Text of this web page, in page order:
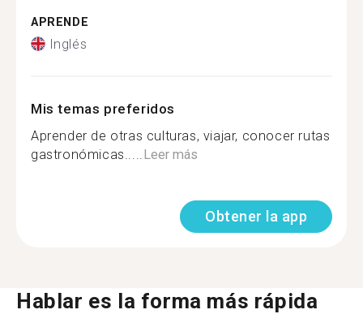
APRENDE
Inglés
Mis temas preferidos
Aprender de otras culturas, viajar, conocer rutas
gastronómicas..... Leer más
Obtener la app
Hablar es la forma más rápida